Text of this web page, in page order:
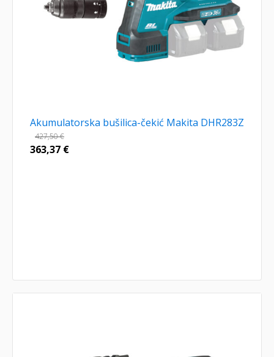
Akumulatorska bušilica-čekić Makita DHR283Z
427,50€
363,37 €